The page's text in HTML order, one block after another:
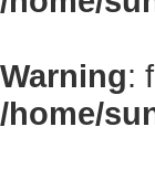
Warning:
/home/